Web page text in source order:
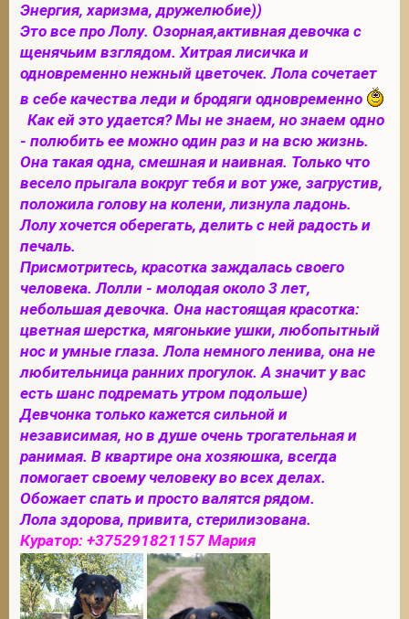
Энергия, харизма, дружелюбие))
Это все про Лолу. Озорная,активная девочка с
щенячьим взглядом. Хитрая лисичка и
одновременно нежный цветочек. Лола сочетает
в себе качества леди и бродяги одновременно
Как ей это удается? Мы не знаем, но знаем одно
- полюбить ее можно один раз и на всю жизнь.
Она такая одна, смешная и наивная. Только что
весело прыгала вокруг тебя и вот уже, загрустив,
положила голову на колени, лизнула ладонь.
Лолу хочется оберегать, делить с ней радость и
печаль.
Присмотритесь, красотка заждалась своего
человека. Лолли - молодая около 3 лет,
небольшая девочка. Она настоящая красотка:
цветная шерстка, мягонькие ушки, любопытный
нос и умные глаза. Лола немного ленива, она не
любительница ранних прогулок. А значит у вас
есть шанс подремать утром подольше)
Девчонка только кажется сильной и
независимая, но в душе очень трогательная и
ранимая. В квартире она хозяюшка, всегда
помогает своему человеку во всех делах.
Обожает спать и просто валятся рядом.
Лола здорова, привита, стерилизована.
Куратор: +375291821157 Мария